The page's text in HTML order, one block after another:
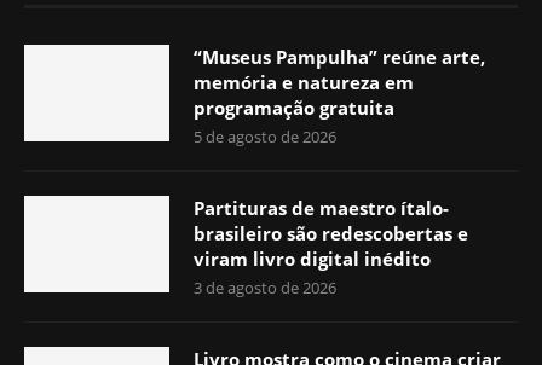
“Museus Pampulha” reúne arte,
memória e natureza em
programação gratuita
5 de agosto de 2026
Partituras de maestro ítalo-
brasileiro são redescobertas e
viram livro digital inédito
3 de agosto de 2026
Livro mostra como o cinema criar